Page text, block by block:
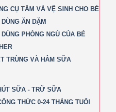
CỤ TẮM VÀ VỆ SINH CHO BÉ
ĂN DẶM
PHÒNG NGỦ CỦA BÉ
TRÙNG VÀ HÂM SỮA
SỮA - TRỮ SỮA
THỨC 0-24 THÁNG TUỔI